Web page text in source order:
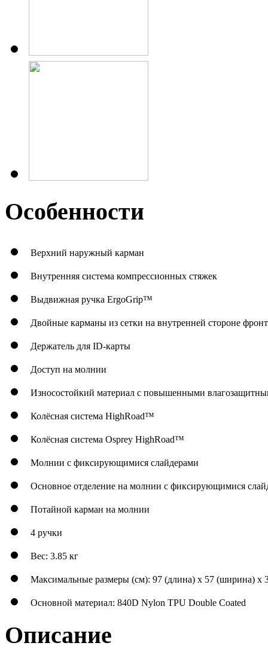
Особенности
Верхний наружный карман
Внутренняя система компрессионных стяжек
Выдвижная ручка ErgoGrip™
Двойные карманы из сетки на внутренней стороне
Держатель для ID-карты
Доступ на молнии
Износостойкий материал с повышенными
Колёсная система HighRoad™
Колёсная система Osprey HighRoad™
Молнии с фиксирующимися слайдерами
Основное отделение на молнии с фиксирующимися
Потайной карман на молнии
4 ручки
Вес: 3.85 кг
Максимальные размеры (см): 97 (длина) x 57 (ширина) x
Основной материал: 840D Nylon TPU Double Coated
Описание